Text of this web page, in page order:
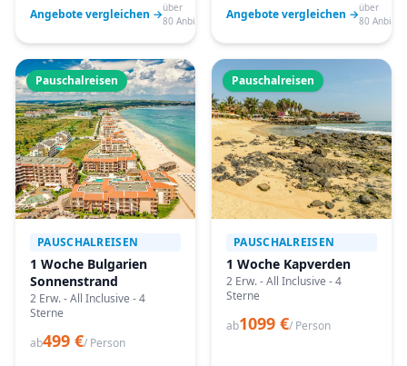
Angebote vergleichen →über
80 Anbieter
Angebote vergleichen →über
80
Pauschalreisen
PAUSCHALREISEN
1 Woche Bulgarien
Sonnenstrand
2 Erw. - All Inclusive - 4
Sterne
ab499 €/ Person
Pauschalreisen
PAUSCHALREISEN
1 Woche Kapverden
2 Erw. - All Inclusive - 4
Sterne
ab1099 €/ Person